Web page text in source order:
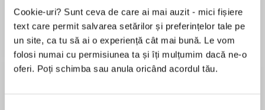
Cookie-uri? Sunt ceva de care ai mai auzit - mici fișiere
text care permit salvarea setărilor și preferințelor tale pe
un site, ca tu să ai o experiență cât mai bună. Le vom
folosi numai cu permisiunea ta și îți mulțumim dacă ne-o
oferi. Poți schimba sau anula oricând acordul tău.
Desprecarte
Ferrazzi explică în "Nu mâncaţi niciodată
singuri" pașii pe care îi face și modul în care
gândește pentru a ajunge la numărul imens de